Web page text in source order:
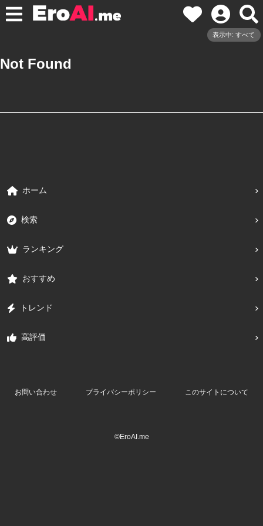
表示中: すべて
Not Found
ホーム
検索
ランキング
おすすめ
トレンド
高評価
お問い合わせ プライバシーポリシー このサイトについて
©EroAI.me